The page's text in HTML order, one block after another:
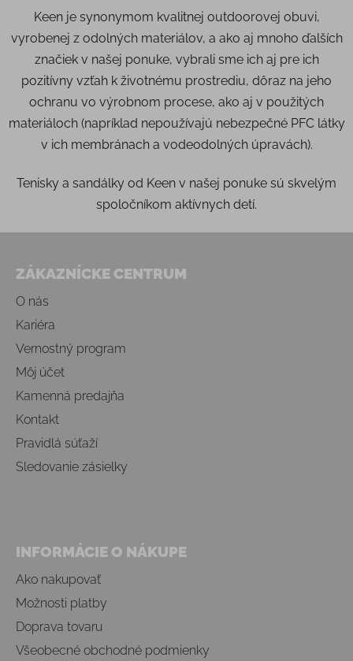
Keen je synonymom kvalitnej outdoorovej obuvi,
vyrobenej z odolných materiálov, a ako aj mnoho ďalších
značiek v našej ponuke, vybrali sme ich aj pre ich
pozitívny vzťah k životnému prostrediu, dôraz na jeho
ochranu vo výrobnom procese, ako aj v použitých
materiáloch (napríklad nepoužívajú nebezpečné PFC látky
v ich membránach a vodeodolných úpravách).
Tenisky a sandálky od Keen v našej ponuke sú skvelým
spoločníkom aktívnych detí.
ZÁKAZNÍCKE CENTRUM
O nás
Kariéra
Vernostný program
Môj účet
Kamenná predajňa
Kontakt
Pravidlá súťaží
Sledovanie zásielky
INFORMÁCIE O NÁKUPE
Ako nakupovať
Možnosti platby
Doprava tovaru
Všeobecné obchodné podmienky